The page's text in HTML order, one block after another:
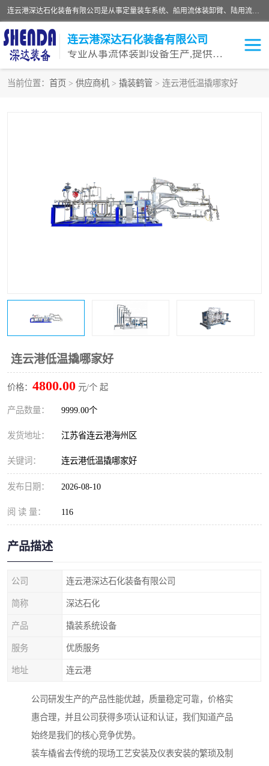
连云港深达石化装备有限公司是从事定量装车系统、船用流体装卸臂、陆用流体装卸臂（鹤管）、活动梯、钢构平台等全系列流体装卸设备的设计、制造、销售以及服务的专业供应商。公司始终以客户为中心，密切跟踪国内外油气储运及装卸设备先进技术的发展，以先进的技术、优质的产品、一流的服务，满足客户需求。
连云港深达石化装备有限公司
专业从事流体装卸设备生产,提供全面解决方案，生产与定制服务
当前位置： 首页 > 供应商机 > 撬装鹤管 > 连云港低温撬哪家好
连云港低温撬哪家好
价格： 4800.00 元/个 起
产品数量： 9999.00个
发货地址： 江苏省连云港海州区
关键词： 连云港低温撬哪家好
发布日期： 2026-08-10
阅 读 量： 116
产品描述
公司 连云港深达石化装备有限公司
简称 深达石化
产品 撬装系统设备
服务 优质服务
地址 连云港
公司研发生产的产品性能优越，质量稳定可靠，价格实
惠合理，并且公司获得多项认证和认证，我们知道产品
始终是我们的核心竞争优势。
装车橇省去传统的现场工艺安装及仪表安装的繁琐及制
流体装卸臂 输油臂
撬装鹤管 汽车鹤管